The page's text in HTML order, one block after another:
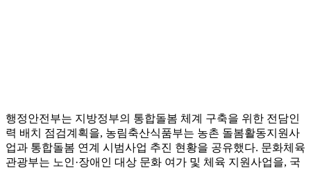
행정안전부는 지방정부의 통합돌봄 체계 구축을 위한 전담인
력 배치 점검계획을, 농림축산식품부는 농촌 돌봄활동지원사
업과 통합돌봄 연계 시범사업 추진 현황을 공유했다. 문화체육
관광부는 노인·장애인 대상 문화 여가 및 체육 지원사업을, 국